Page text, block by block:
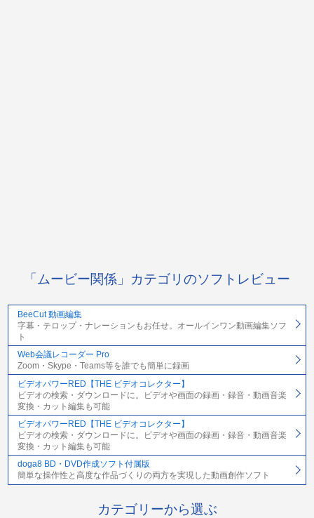
「ムービー関係」カテゴリのソフトレビュー
BeeCut 動画編集
字幕・テロップ・ナレーションもお任せ。オールインワン動画編集ソフ
ト
Web会議レコーダー Pro
Zoom・Skype・Teams等を誰でも簡単に録画
ビデオパワーRED【THE ビデオコレクター】
ビデオの検索・ダウンロードに。ビデオや画面の録画・録音・動画音楽
変換・カット編集も可能
ビデオパワーRED【THE ビデオコレクター】
ビデオの検索・ダウンロードに。ビデオや画面の録画・録音・動画音楽
変換・カット編集も可能
doga8 BD・DVD作成ソフト付属版
簡単な操作性と高度な作品づくりの両方を実現した動画創作ソフト
カテゴリーから選ぶ